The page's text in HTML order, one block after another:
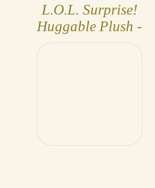
L.O.L. Surprise!
Huggable Plush -